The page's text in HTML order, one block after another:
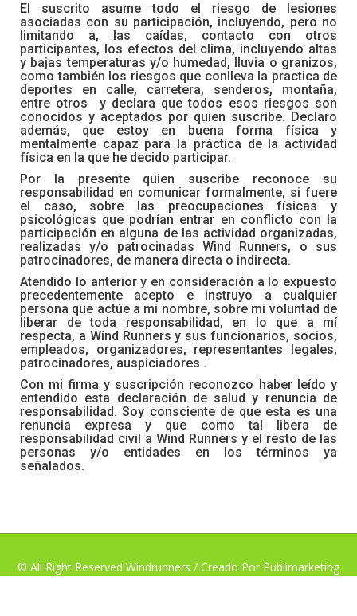
El suscrito asume todo el riesgo de lesiones
asociadas con su participación, incluyendo, pero no
limitando a, las caídas, contacto con otros
participantes, los efectos del clima, incluyendo altas
y bajas temperaturas y/o humedad, lluvia o granizos,
como también los riesgos que conlleva la practica de
deportes en calle, carretera, senderos, montaña,
entre otros y declara que todos esos riesgos son
conocidos y aceptados por quien suscribe. Declaro
además, que estoy en buena forma física y
mentalmente capaz para la práctica de la actividad
física en la que he decido participar.
Por la presente quien suscribe reconoce su
responsabilidad en comunicar formalmente, si fuere
el caso, sobre las preocupaciones físicas y
psicológicas que podrían entrar en conflicto con la
participación en alguna de las actividad organizadas,
realizadas y/o patrocinadas Wind Runners, o sus
patrocinadores, de manera directa o indirecta.
Atendido lo anterior y en consideración a lo expuesto
precedentemente acepto e instruyo a cualquier
persona que actúe a mi nombre, sobre mi voluntad de
liberar de toda responsabilidad, en lo que a mí
respecta, a Wind Runners y sus funcionarios, socios,
empleados, organizadores, representantes legales,
patrocinadores, auspiciadores .
Con mi firma y suscripción reconozco haber leído y
entendido esta declaración de salud y renuncia de
responsabilidad. Soy consciente de que esta es una
renuncia expresa y que como tal libera de
responsabilidad civil a Wind Runners y el resto de las
personas y/o entidades en los términos ya
señalados.
© All Right Reserved Windrunners / Creado Por Publimarketing